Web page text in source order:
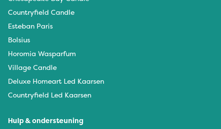
Countryfield Candle
Esteban Paris
Bolsius
Horomia Wasparfum
Village Candle
Deluxe Homeart Led Kaarsen
Countryfield Led Kaarsen
Hulp & ondersteuning